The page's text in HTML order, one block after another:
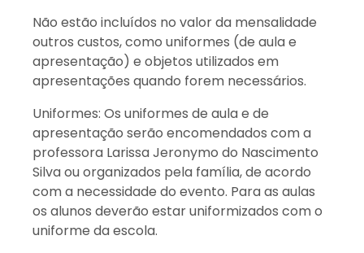
Não estão incluídos no valor da mensalidade
outros custos, como uniformes (de aula e
apresentação) e objetos utilizados em
apresentações quando forem necessários.
Uniformes: Os uniformes de aula e de
apresentação serão encomendados com a
professora Larissa Jeronymo do Nascimento
Silva ou organizados pela família, de acordo
com a necessidade do evento. Para as aulas
os alunos deverão estar uniformizados com o
uniforme da escola.